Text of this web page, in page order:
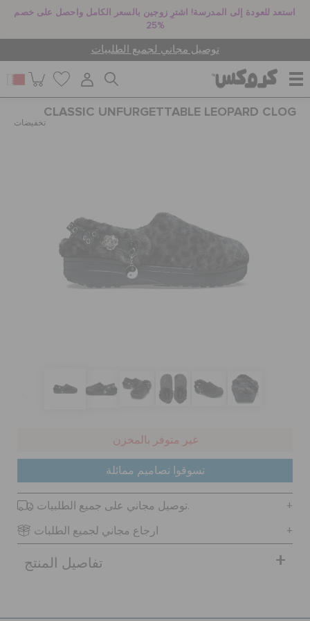
استعد للعودة إلى المدرسة! اشترِ زوجين بالسعر الكامل واحصل على خصم
25%
توصيل مجاني لجميع الطلبيات
جيبيتز تشارمز
تسجيل الدخول / اشتراك
تحديد موقع المتجر
CLASSIC UNFURGETTABLE LEOPARD CLOG
تخفيضات
غير متوفر بالمخزن
تسوقوا تصاميم ممائلة
توصيل مجاني على جميع الطلبيات.
ارجاع مجاني لجميع الطلبات
تفاصيل المنتج